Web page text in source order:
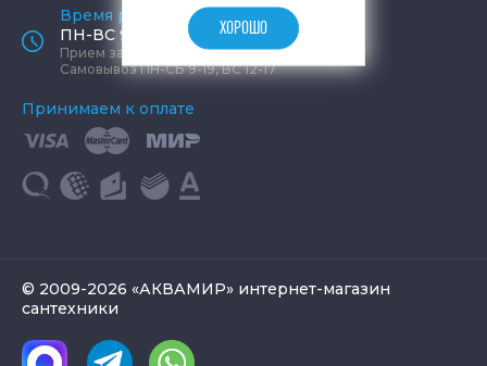
Время работы офиса
ПН-ВС 9:00 - 19:00
Прием заказов круглосуточно
Самовывоз ПН-СБ 9-19, ВС 12-17
Принимаем к оплате
© 2009-2026 «АКВАМИР» интернет-магазин
сантехники
ХОРОШО